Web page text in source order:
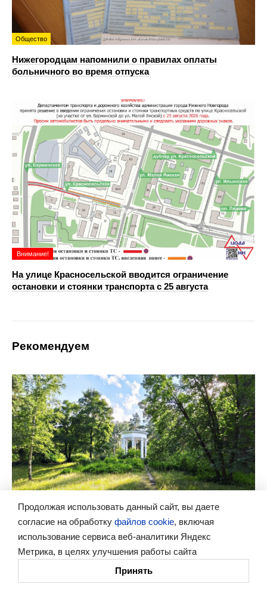
Общество
Нижегородцам напомнили о правилах оплаты
больничного во время отпуска
Внимание!
На улице Красносельской вводится ограничение
остановки и стоянки транспорта с 25 августа
Рекомендуем
От советского наследия до современных зон отдыха:
прогулка по паркам Сормовского района
Лето — время ярких впечатлений: проведите его в парках
Продолжая использовать данный сайт, вы даете
согласие на обработку файлов cookie, включая
использование сервиса веб-аналитики Яндекс
Метрика, в целях улучшения работы сайта
Принять